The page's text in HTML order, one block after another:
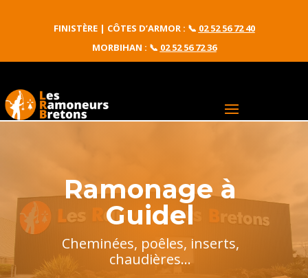
FINISTÈRE | CÔTES D’ARMOR : 📞 02 52 56 72 40
MORBIHAN : 📞 02 52 56 72 36
Ramonage à
Guidel
Cheminées, poêles, inserts,
chaudières...